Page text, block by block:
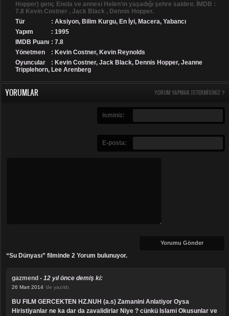
Hopper) genç Enola ve annesi Helen’ın yaşadığı şehre saldırır. İMDB :
7.8 Kevin Costner , Jack Black , Dennis Hopper.
Tür
: Aksiyon, Bilim Kurgu, En İyi, Macera, Yabancı
Yapım
: 1995
IMDB Puanı : 7.8
Yönetmen
: Kevin Costner, Kevin Reynolds
Oyuncular
: Kevin Costner, Jack Black, Dennis Hopper, Jeanne
Tripplehorn, Lee Arenberg
YORUMLAR YORUM YAPMAK ISTERMISINIZ ?
isminiz:
E-posta:
“Su Dünyası” filminde 2 Yorum bulunuyor.
gazmend - 12 yıl önce demiş ki:
26 Mart 2014 'de yazıldı.
BU FILM GERCEKTEN HZ.NUH (a.s) Zamanini Anlatiyor Oysa
Hiristiyanlar ne ka dar da zavalidirlar Niye ? cünkü Islami Okusunlar ve